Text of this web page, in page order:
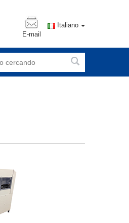
E-mail
Italiano